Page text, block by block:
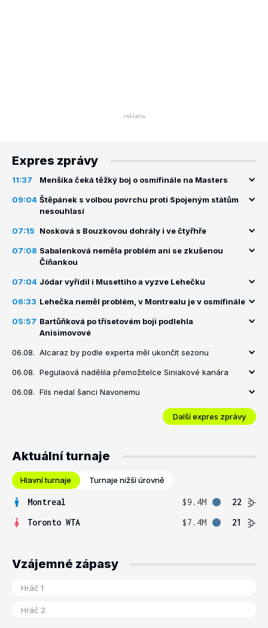
Expres zprávy
11:37 Menšíka čeká těžký boj o osmifinále na Masters
09:04 Štěpánek s volbou povrchu proti Spojeným státům
nesouhlasí
07:15 Nosková s Bouzkovou dohrály i ve čtyřhře
07:08 Sabalenková neměla problém ani se zkušenou
Číňankou
07:04 Jódar vyřídil i Musettiho a vyzve Lehečku
06:33 Lehečka neměl problém, v Montrealu je v osmifinále
05:57 Bartůňková po třísetovém boji podlehla
Anisimovové
06.08. Alcaraz by podle experta měl ukončit sezonu
06.08. Pegulaová nadělila přemožitelce Siniakové kanára
06.08. Fils nedal šanci Navonemu
Další expres zprávy
Aktuální turnaje
Hlavní turnaje Turnaje nižší úrovně
Montreal $9.4M
22
Toronto WTA
$7.4M 21
Vzájemné zápasy